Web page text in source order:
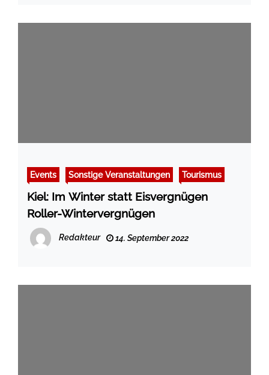
Events Sonstige Veranstaltungen Tourismus
Kiel: Im Winter statt Eisvergnügen
Roller-Wintervergnügen
Redakteur 14. September 2022